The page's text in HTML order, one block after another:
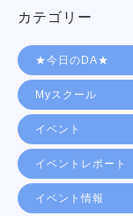
カテゴリー
★今日のDA★
Myスクール
イベント
イベントレポート
イベント情報